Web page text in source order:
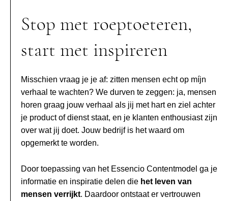
Stop met roeptoeteren,
start met inspireren
Misschien vraag je je af: zitten mensen echt op míjn
verhaal te wachten? We durven te zeggen: ja, mensen
horen graag jouw verhaal als jij met hart en ziel achter
je product of dienst staat, en je klanten enthousiast zijn
over wat jij doet. Jouw bedrijf is het waard om
opgemerkt te worden.
Door toepassing van het Essencio Contentmodel ga je
informatie en inspiratie delen die het leven van
mensen verrijkt. Daardoor ontstaat er vertrouwen